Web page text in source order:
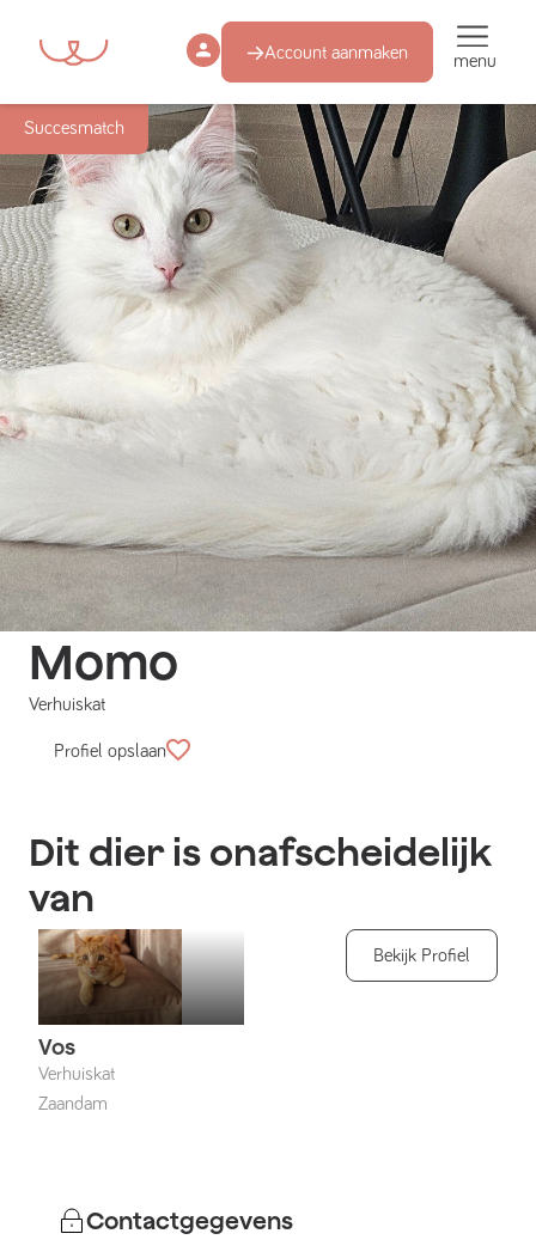
Account aanmaken menu
Succesmatch
Momo
Verhuiskat
Profiel opslaan
Dit dier is onafscheidelijk
van
Vos
Verhuiskat
Zaandam
Bekijk Profiel
Contactgegevens